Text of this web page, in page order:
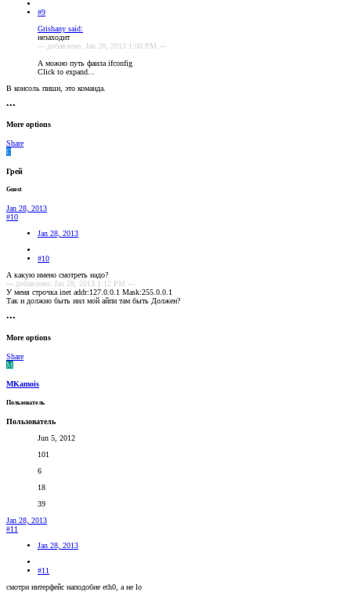
#9
Grishany said:
незаходит
--- добавлено: Jan 28, 2013 1:00 PM ---
А можно путь фаила ifconfig
Click to expand...
В консоль пиши, это команда.
•••
More options
Share
Г
Грей
Guest
Jan 28, 2013
#10
Jan 28, 2013
#10
А какую имено смотреть надо?
--- добавлено: Jan 28, 2013 1:12 PM ---
У меня строчка inet addr:127.0.0.1 Mask:255.0.0.1
Так и должно быть иил мой айпи там быть Должен?
•••
More options
Share
M
MKamois
Пользователь
Пользователь
Jun 5, 2012
101
6
18
39
Jan 28, 2013
#11
Jan 28, 2013
#11
смотри интерфейс наподобие eth0, а не lo